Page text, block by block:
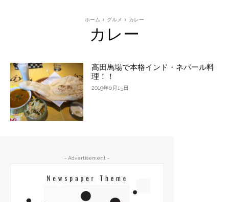
ホーム グルメ カレー
カレー
高田馬場で本格インド・ネパール料
理！！
2019年6月15日
- Advertisement -